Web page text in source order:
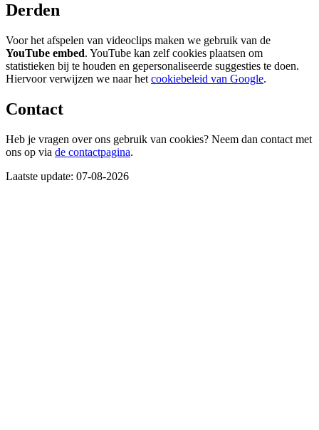
Derden
Voor het afspelen van videoclips maken we gebruik van de
YouTube embed. YouTube kan zelf cookies plaatsen om
statistieken bij te houden en gepersonaliseerde suggesties te doen.
Hiervoor verwijzen we naar het cookiebeleid van Google.
Contact
Heb je vragen over ons gebruik van cookies? Neem dan contact met
ons op via de contactpagina.
Laatste update: 07-08-2026